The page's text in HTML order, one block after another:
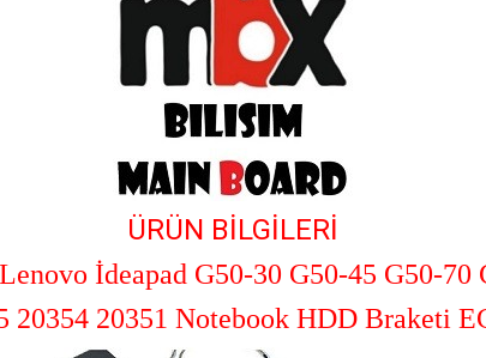
ÜRÜN BİLGİLERİ
İdeapad G50-30 G50-45 G50-70
20354 20351 Notebook HDD Braketi